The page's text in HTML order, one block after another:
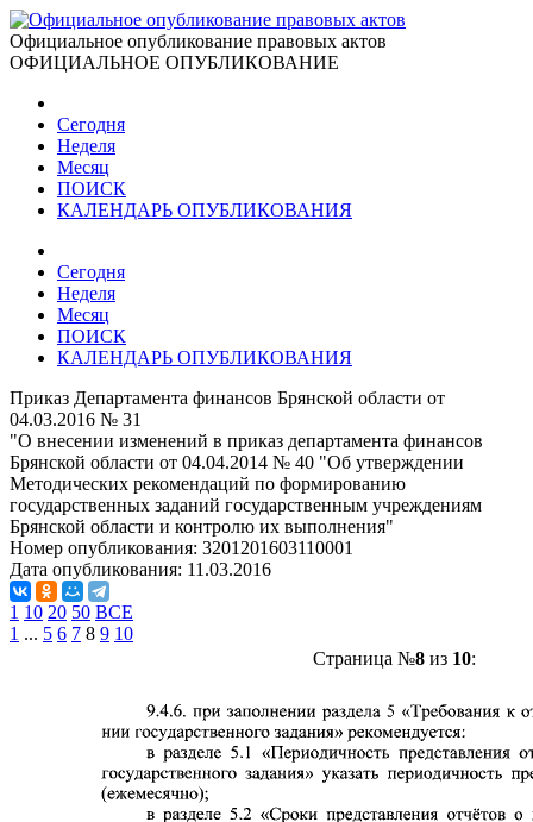
Официальное опубликование правовых актов
ОФИЦИАЛЬНОЕ ОПУБЛИКОВАНИЕ
Сегодня
Неделя
Месяц
ПОИСК
КАЛЕНДАРЬ ОПУБЛИКОВАНИЯ
Сегодня
Неделя
Месяц
ПОИСК
КАЛЕНДАРЬ ОПУБЛИКОВАНИЯ
Приказ Департамента финансов Брянской области от
04.03.2016 № 31
"О внесении изменений в приказ департамента финансов
Брянской области от 04.04.2014 № 40 "Об утверждении
Методических рекомендаций по формированию
государственных заданий государственным учреждениям
Брянской области и контролю их выполнения"
Номер опубликования: 3201201603110001
Дата опубликования: 11.03.2016
1 10 20 50 ВСЕ
1 ... 5 6 7 8 9 10
Страница №8из 10: